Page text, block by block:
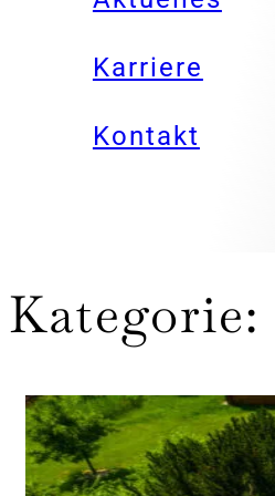
Karriere
Kontakt
Kategorie: